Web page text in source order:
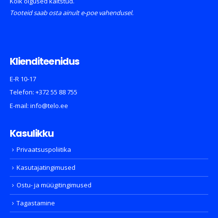
Tooteid saab osta ainult e-poe vahendusel.
Klienditeenidus
E-R 10-17
Telefon: +372 55 88 755
E-mail: info@telo.ee
Kasulikku
Privaatsuspoliitika
Kasutajatingimused
Ostu- ja müügitingimused
Tagastamine